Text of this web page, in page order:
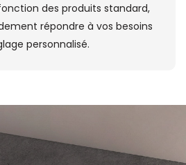
des produits standard,
répondre à vos besoins
personnalisé.